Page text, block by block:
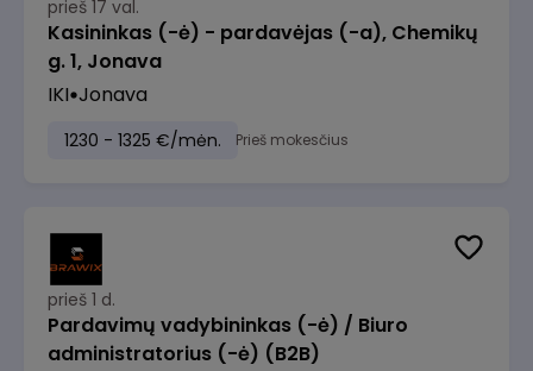
prieš 17 val.
Kasininkas (-ė) - pardavėjas (-a), Chemikų
g. 1, Jonava
IKI Jonava
1230 - 1325 €/mėn. Prieš mokesčius
prieš 1 d.
Pardavimų vadybininkas (-ė) / Biuro
administratorius (-ė) (B2B)